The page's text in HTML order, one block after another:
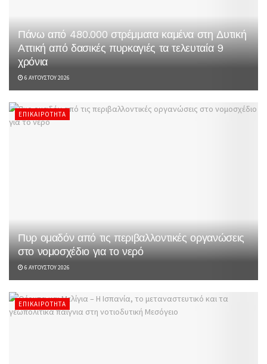
Πάνω από 480.000 στρέμματα καμένα στη Δυτική
Αττική από δασικές πυρκαγιές τα τελευταία 9
χρόνια
6 ΑΥΓΟΎΣΤΟΥ 2026
ΕΠΙΚΑΙΡΌΤΗΤΑ
Πυρ ομαδόν από τις περιβαλλοντικές οργανώσεις
στο νομοσχέδιο για το νερό
6 ΑΥΓΟΎΣΤΟΥ 2026
ΕΠΙΚΑΙΡΌΤΗΤΑ